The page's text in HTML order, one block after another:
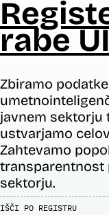
rabe UI
Zbiramo
javnem sektorju
ustvarjamo
Zahtevamo
transparentnost
sektorju.
IŠČI PO REGISTRU